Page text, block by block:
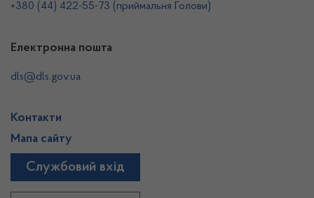
+380 (44) 422-55-73 (приймальня Голови)
Електронна пошта
dls@dls.gov.ua
Контакти
Мапа сайту
Службовий вхід